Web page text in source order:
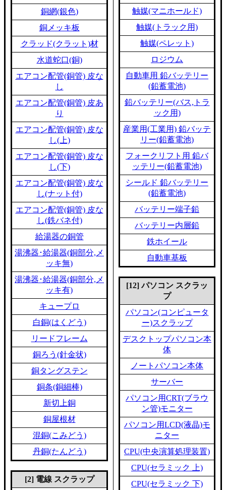
銅網(銀色)
銅メッキ板
クラッド(クラット)材
水道蛇口(銅)
エアコン配管(銅管) 皮な
し
エアコン配管(銅管) 皮あ
り
エアコン配管(銅管) 皮な
し(上)
エアコン配管(銅管) 皮な
し(下)
エアコン配管(銅管) 皮な
し(ナット付)
エアコン配管(銅管) 皮な
し(鉄バネ付)
給湯器の銅管
湯沸器･給湯器(銅部分,メ
ッキ無)
湯沸器･給湯器(銅部分,メ
ッキ有)
キュープロ
白銅(はくどう)
リードフレーム
銅ろう(針金状)
銅タングステン
銅条(銅細棒)
新切上銅
銅屋根材
混銅(こみどう)
丹銅(たんどう)
[2] 電線 スクラップ
触媒(マニホールド)
触媒(トラック用)
触媒(ペレット)
ロジウム
自動車用 鉛バッテリー
(鉛蓄電池)
鉛バッテリー(バス,トラ
ック用)
産業用(工業用) 鉛バッテ
リー(鉛蓄電池)
フォークリフト用 鉛バ
ッテリー(鉛蓄電池)
シールド 鉛バッテリー
(鉛蓄電池)
バッテリー端子鉛
バッテリー内層鉛
鉄ホイール
自動車基板
[12] パソコン スクラッ
プ
パソコン(コンピュータ
ー)スクラップ
デスクトップパソコン本
体
ノートパソコン本体
サーバー
パソコン用CRT(ブラウ
ン管)モニター
パソコン用LCD(液晶)モ
ニター
CPU(中央演算処理装置)
CPU(セラミック 上)
CPU(セラミック 下)